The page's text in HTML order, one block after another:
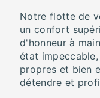
Notre flotte de
un confort
d'honneur à
état
propres et bien
détendre et